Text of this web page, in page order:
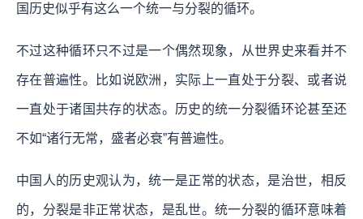
国历史似乎有这么一个统一与分裂的循环。
不过这种循环只不过是一个偶然现象，从世界史来看并不
存在普遍性。比如说欧洲，实际上一直处于分裂、或者说
一直处于诸国共存的状态。历史的统一分裂循环论甚至还
不如“诸行无常，盛者必衰”有普遍性。
中国人的历史观认为，统一是正常的状态，是治世，相反
的，分裂是非正常状态，是乱世。统一分裂的循环意味着